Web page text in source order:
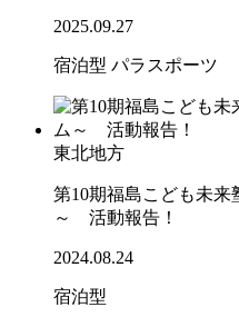
2025.09.27
宿泊型 パラスポーツ
東北地方
第10期福島こども未
～ 活動報告！
2024.08.24
宿泊型